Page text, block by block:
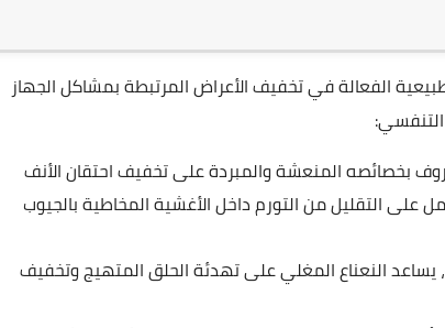
الفعالة في تخفيف الأعراض المرتبطة بمشاكل الجهاز
التنفسي:
بخصائصه المنعشة والمبردة على تخفيف احتقان الأنف
على التقليل من التورم داخل الأغشية المخاطية بالجيوب
النعناع المغلي على تهدئة الحلق المتهيج وتخفيف